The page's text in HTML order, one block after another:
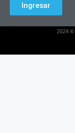
Ingresar
2024 ©